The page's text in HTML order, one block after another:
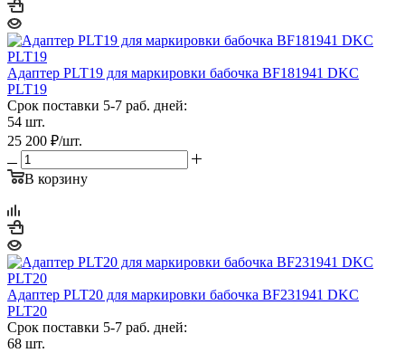
Адаптер PLT19 для маркировки бабочка BF181941 DKC
PLT19
Срок поставки 5-7 раб. дней:
54 шт.
25 200 ₽/шт.
В корзину
Адаптер PLT20 для маркировки бабочка BF231941 DKC
PLT20
Срок поставки 5-7 раб. дней:
68 шт.